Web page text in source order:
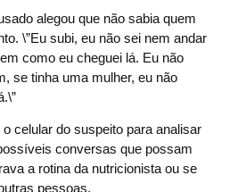
alegou que não sabia quem
\”Eu subi, eu não sei nem andar
como eu cheguei lá. Eu não
se tinha uma mulher, eu não
celular do suspeito para analisar
conversas que possam
a rotina da nutricionista ou se
pessoas.